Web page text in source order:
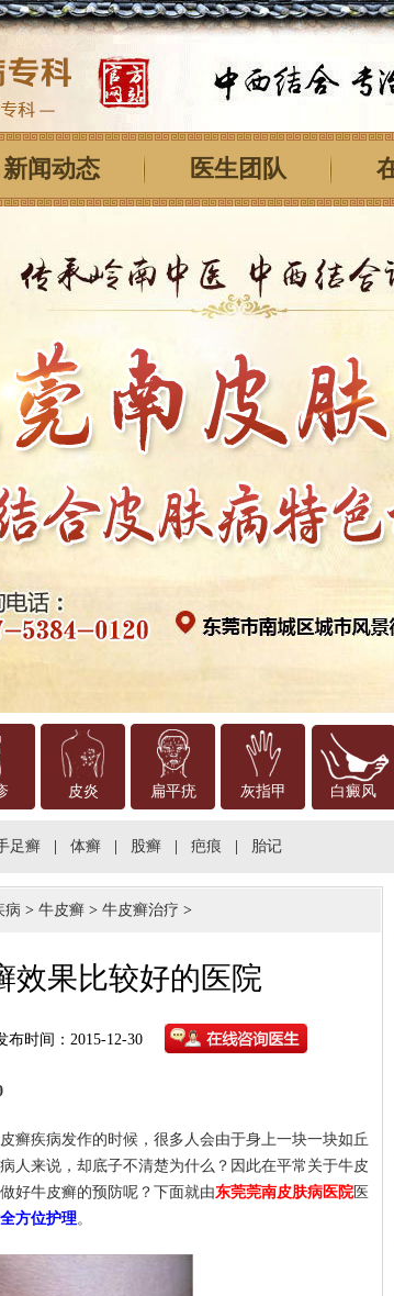
新闻动态 医生团队
皮炎 扁平疣 灰指甲 白癜风
足癣 体癣 股癣 疤痕 胎记
病 > 牛皮癣 > 牛皮癣治疗 >
效果比较好的医院
布时间：2015-12-30
癣疾病发作的时候，很多人会由于身上一块一块如丘
人来说，却底子不清楚为什么？因此在平常关于牛皮
好牛皮癣的预防呢？下面就由东莞莞南皮肤病医院 医
方位护理。